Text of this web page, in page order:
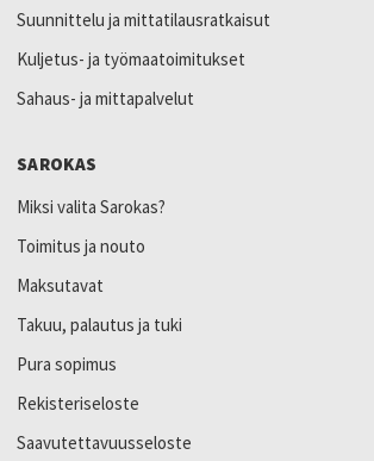
Suunnittelu ja mittatilausratkaisut
Kuljetus- ja työmaatoimitukset
Sahaus- ja mittapalvelut
SAROKAS
Miksi valita Sarokas?
Toimitus ja nouto
Maksutavat
Takuu, palautus ja tuki
Pura sopimus
Rekisteriseloste
Saavutettavuusseloste